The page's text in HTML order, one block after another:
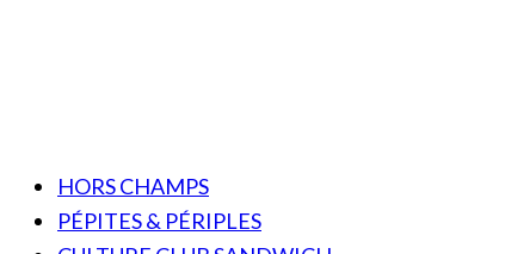
HORS CHAMPS
PÉPITES & PÉRIPLES